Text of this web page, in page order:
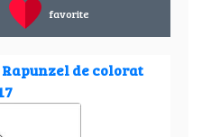
favorite
de colorat